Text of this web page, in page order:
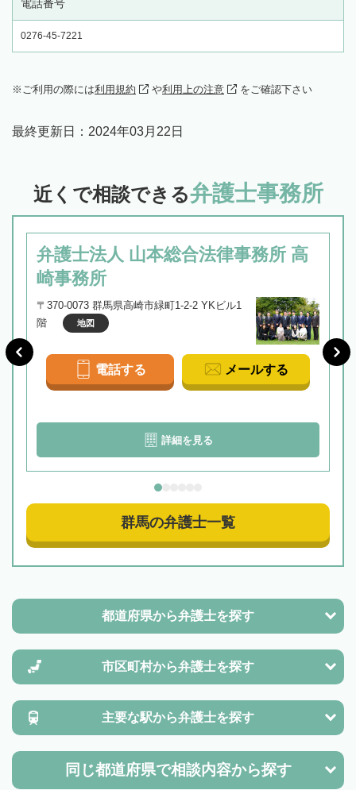
電話番号
0276-45-7221
ご利用の際には利用規約 や利用上の注意 をご確認下さい
最終更新日： 2024年03月22日
近くで相談できる弁護士事務所
弁護士法人 山本総合法律事務所 高
崎事務所
〒370-0073 群馬県高崎市緑町1-2-2 YKビル1
階
地図
電話する メールする
詳細を見る
群馬の弁護士一覧
都道府県から弁護士を探す
市区町村から弁護士を探す
主要な駅から弁護士を探す
同じ都道府県で相談内容から探す